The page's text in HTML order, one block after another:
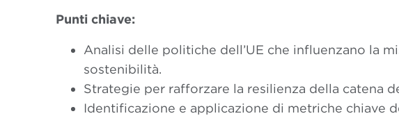
Punti chiave:
Analisi delle politiche dell’UE che influenzano la
sostenibilità.
Strategie per rafforzare la resilienza della catena
Identificazione e applicazione di metriche chiave